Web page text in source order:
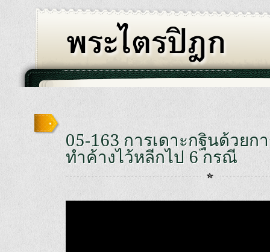
05-163 การเดาะกฐินด้วยก
ทำค้างไว้หลีกไป 6 กรณี